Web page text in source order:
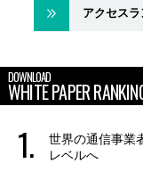
アクセス
DOWNLOAD
WHITE PAPER
世界の通信事業
レベルへ